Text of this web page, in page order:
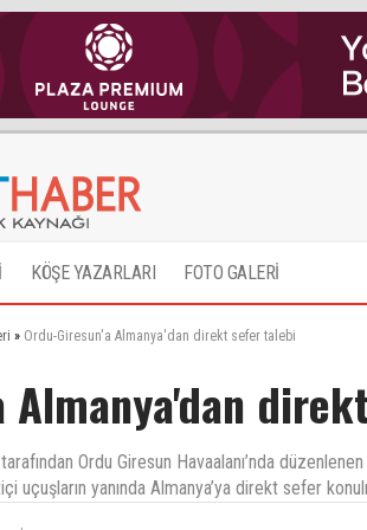
KÖŞE YAZARLARI FOTO GALERİ
» Ordu-Giresun'a Almanya'dan direkt sefer talebi
Almanya'dan
Ordu Giresun Havaalanı’nda
yanında Almanya’ya direkt sefer